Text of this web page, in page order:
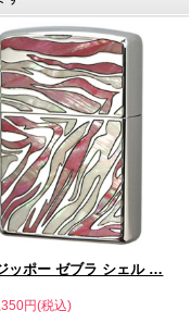
ッポー ゼブラ シェル …
円(税込)